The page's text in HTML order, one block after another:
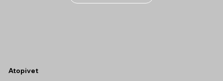
Atopivet